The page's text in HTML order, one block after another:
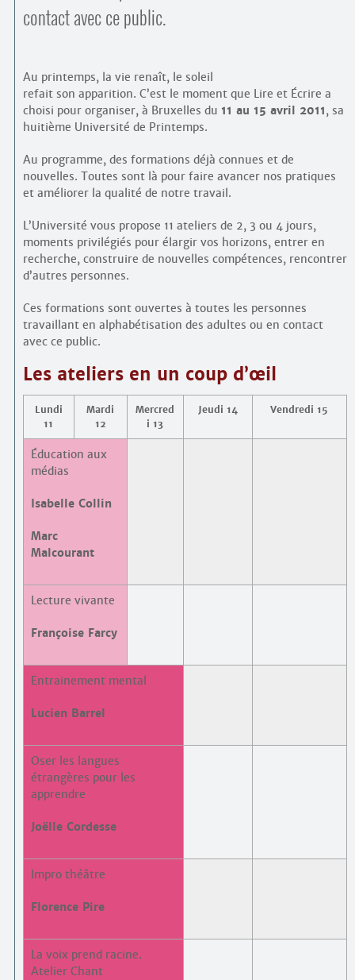
contact avec ce public.
Au printemps, la vie renaît, le soleil
refait son apparition. C’est le moment que Lire et Écrire a
choisi pour organiser, à Bruxelles du 11 au 15 avril 2011, sa
huitième Université de Printemps.
Au programme, des formations déjà connues et de
nouvelles. Toutes sont là pour faire avancer nos pratiques
et améliorer la qualité de notre travail.
L’Université vous propose 11 ateliers de 2, 3 ou 4 jours,
moments privilégiés pour élargir vos horizons, entrer en
recherche, construire de nouvelles compétences, rencontrer
d’autres personnes.
Ces formations sont ouvertes à toutes les personnes
travaillant en alphabétisation des adultes ou en contact
avec ce public.
Les ateliers en un coup d’œil
Lundi
11
Mardi
12
Mercred
i 13
Jeudi 14 Vendredi 15
Éducation aux
médias
Isabelle Collin
Marc
Malcourant
Lecture vivante
Françoise Farcy
Entrainement mental
Lucien Barrel
Oser les langues
étrangères pour les
apprendre
Joëlle Cordesse
Impro théâtre
Florence Pire
La voix prend racine.
Atelier Chant